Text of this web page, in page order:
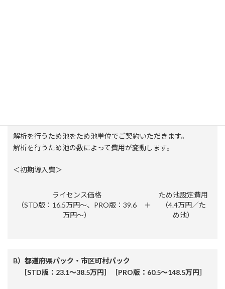
解析を行うため池をため池単位でご契約いただきます。
解析を行うため池の数によって費用が変動します。
＜初期導入費＞
ライセンス価格
（STD版：16.5万円～、PRO版：39.6
万円〜）
＋
ため池設定費用
（4.4万円／た
め池）
B）都道府県パック・市区町村パック
［STD版：23.1～38.5万円］［PRO版：60.5〜148.5万円］